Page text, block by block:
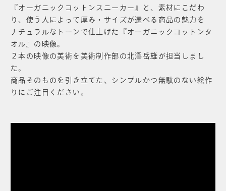
『オーガニックコットンスニーカー』と、素材にこだわ
り、使う人によって厚み・サイズが選べる商品の魅力を
ナチュラルなトーンで仕上げた『オーガニックコットンタ
オル』の映像。
２本の映像の美術を美術制作部の北澤岳雄が担当しまし
た。
商品そのものを引き立てた、シンプルかつ無駄のない絵作
りにご注目ください。